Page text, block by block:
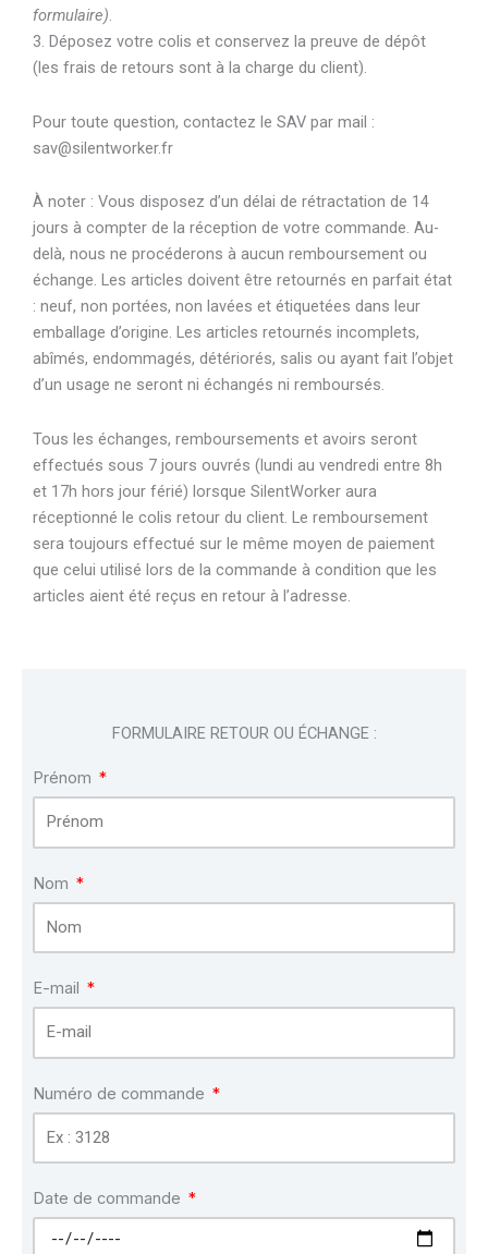
formulaire).
3. Déposez votre colis et conservez la preuve de dépôt
(les frais de retours sont à la charge du client).
Pour toute question, contactez le SAV par mail :
sav@silentworker.fr
À noter : Vous disposez d’un délai de rétractation de 14
jours à compter de la réception de votre commande. Au-
delà, nous ne procéderons à aucun remboursement ou
échange. Les articles doivent être retournés en parfait état
: neuf, non portées, non lavées et étiquetées dans leur
emballage d’origine. Les articles retournés incomplets,
abîmés, endommagés, détériorés, salis ou ayant fait l’objet
d’un usage ne seront ni échangés ni remboursés.
Tous les échanges, remboursements et avoirs seront
effectués sous 7 jours ouvrés (lundi au vendredi entre 8h
et 17h hors jour férié) lorsque SilentWorker aura
réceptionné le colis retour du client. Le remboursement
sera toujours effectué sur le même moyen de paiement
que celui utilisé lors de la commande à condition que les
articles aient été reçus en retour à l’adresse.
FORMULAIRE RETOUR OU ÉCHANGE :
Prénom
Nom
E-mail
Numéro de commande
Date de commande